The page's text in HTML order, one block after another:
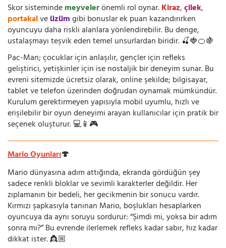
Skor sistemindemeyvelerönemli rol oynar.Kiraz,çilek,
portakalveüzümgibi bonuslar ek puan kazandırırken
oyuncuyu daha riskli alanlara yönlendirebilir. Bu denge,
ustalaşmayı teşvik eden temel unsurlardan biridir. 🍒🍓🍊🍇
Pac-Man; çocuklar için anlaşılır, gençler için refleks
geliştirici, yetişkinler için ise nostaljik bir deneyim sunar. Bu
evreni sitemizde ücretsiz olarak, online şekilde; bilgisayar,
tablet ve telefon üzerinden doğrudan oynamak mümkündür.
Kurulum gerektirmeyen yapısıyla mobil uyumlu, hızlı ve
erişilebilir bir oyun deneyimi arayan kullanıcılar için pratik bir
seçenek oluşturur. 💻📱🎮
Mario Oyunları🍄
Mario dünyasına adım attığında, ekranda gördüğün şey
sadece renkli bloklar ve sevimli karakterler değildir. Her
zıplamanın bir bedeli, her gecikmenin bir sonucu vardır.
Kırmızı şapkasıyla tanınan Mario, boşlukları hesaplarken
oyuncuya da aynı soruyu sordurur: “Şimdi mi, yoksa bir adım
sonra mı?” Bu evrende ilerlemek refleks kadar sabır, hız kadar
dikkat ister. 👸🏼